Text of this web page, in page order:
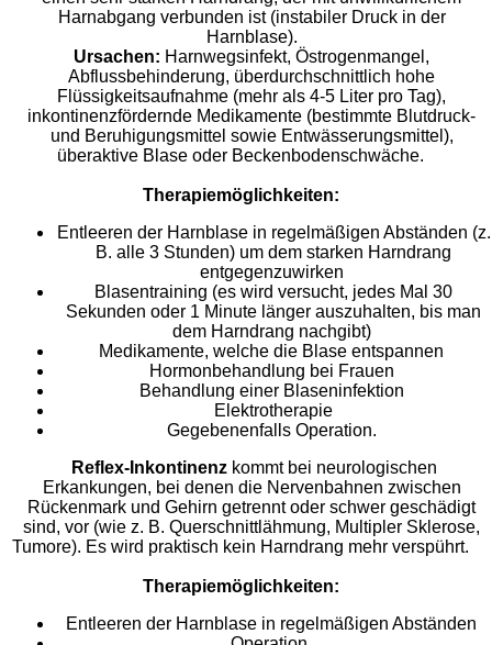
Harnabgang verbunden ist (instabiler Druck in der
Harnblase).
Ursachen: Harnwegsinfekt, Östrogenmangel,
Abflussbehinderung, überdurchschnittlich hohe
Flüssigkeitsaufnahme (mehr als 4-5 Liter pro Tag),
inkontinenzfördernde Medikamente (bestimmte Blutdruck-
und Beruhigungsmittel sowie Entwässerungsmittel),
überaktive Blase oder Beckenbodenschwäche.
Therapiemöglichkeiten:
Entleeren der Harnblase in regelmäßigen Abständen (z.
B. alle 3 Stunden) um dem starken Harndrang
entgegenzuwirken
Blasentraining (es wird versucht, jedes Mal 30
Sekunden oder 1 Minute länger auszuhalten, bis man
dem Harndrang nachgibt)
Medikamente, welche die Blase entspannen
Hormonbehandlung bei Frauen
Behandlung einer Blaseninfektion
Elektrotherapie
Gegebenenfalls Operation.
Reflex-Inkontinenz kommt bei neurologischen
Erkankungen, bei denen die Nervenbahnen zwischen
Rückenmark und Gehirn getrennt oder schwer geschädigt
sind, vor (wie z. B. Querschnittlähmung, Multipler Sklerose,
Tumore). Es wird praktisch kein Harndrang mehr verspührt.
Therapiemöglichkeiten:
Entleeren der Harnblase in regelmäßigen Abständen